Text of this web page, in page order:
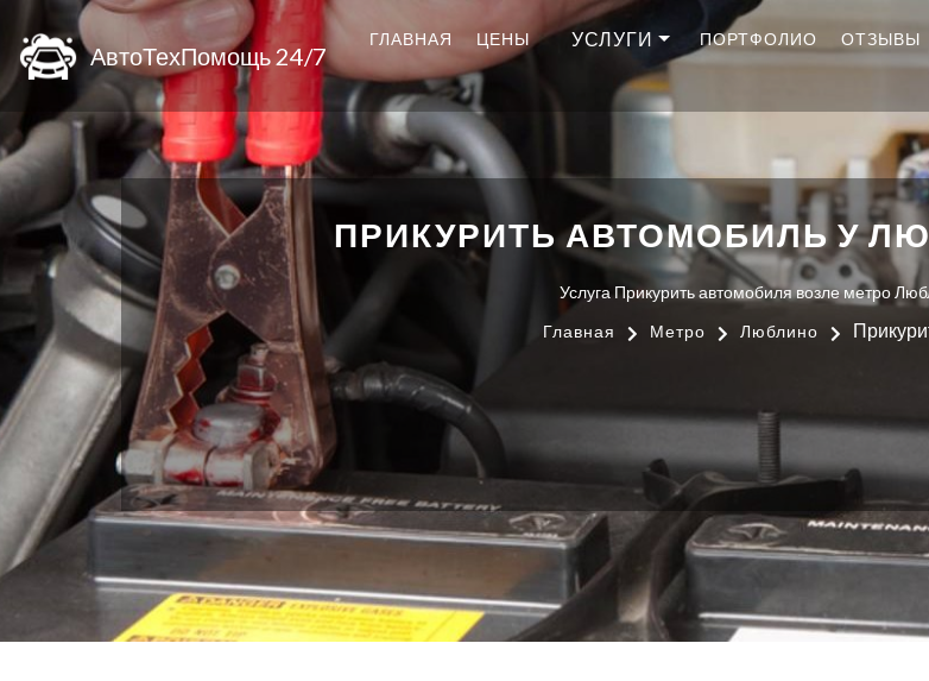
АвтоТехПомощь 24/7
ГЛАВНАЯ ЦЕНЫ УСЛУГИ ПОРТФОЛИО ОТЗЫВЫ
ПРИКУРИТЬ АВТОМОБИЛЬ У
Услуга Прикурить автомобиля возле метро
Главная
Метро Люблино